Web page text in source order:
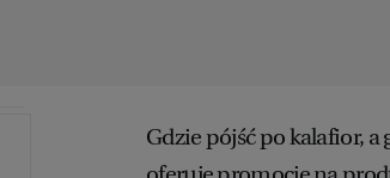
Gdzie pójść po kalafior, a